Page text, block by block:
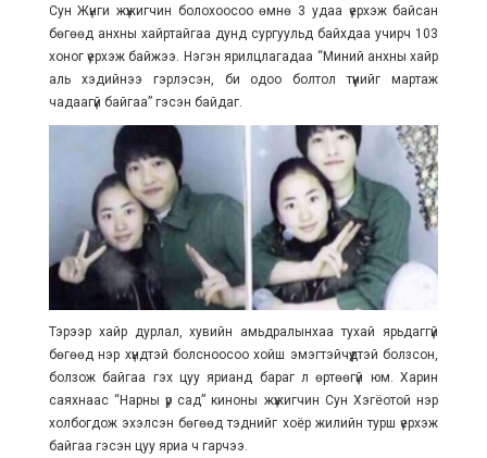
Сун Жүнги жүжигчин болохоосоо өмнө 3 удаа үерхэж байсан
бөгөөд анхны хайртайгаа дунд сургуульд байхдаа учирч 103
хоног үерхэж байжээ. Нэгэн ярилцлагадаа “Миний анхны хайр
аль хэдийнээ гэрлэсэн, би одоо болтол түүнийг мартаж
чадаагүй байгаа” гэсэн байдаг.
Тэрээр хайр дурлал, хувийн амьдралынхаа тухай ярьдаггүй
бөгөөд нэр хүндтэй болсноосоо хойш эмэгтэйчүүдтэй болзсон,
болзож байгаа гэх цуу ярианд бараг л өртөөгүй юм. Харин
саяхнаас “Нарны үр сад” киноны жүжигчин Сун Хэгёотой нэр
холбогдож эхэлсэн бөгөөд тэднийг хоёр жилийн турш үерхэж
байгаа гэсэн цуу яриа ч гарчээ.